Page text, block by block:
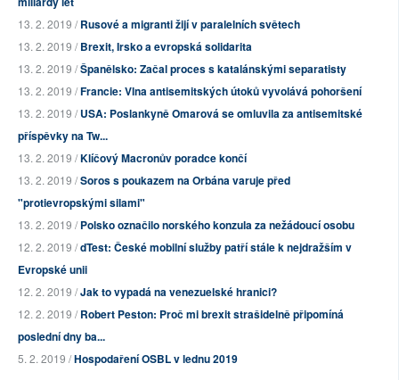
13. 2. 2019 /Rusové a migranti žijí v paralelních světech
13. 2. 2019 /Brexit, Irsko a evropská solidarita
13. 2. 2019 /Španělsko: Začal proces s katalánskými separatisty
13. 2. 2019 /Francie: Vlna antisemitských útoků vyvolává pohoršení
13. 2. 2019 /USA: Poslankyně Omarová se omluvila za antisemitské
příspěvky na Tw...
13. 2. 2019 /Klíčový Macronův poradce končí
13. 2. 2019 /Soros s poukazem na Orbána varuje před
"protievropskými silami"
13. 2. 2019 /Polsko označilo norského konzula za nežádoucí osobu
12. 2. 2019 /dTest: České mobilní služby patří stále k nejdražším v
Evropské unii
12. 2. 2019 /Jak to vypadá na venezuelské hranici?
12. 2. 2019 /Robert Peston: Proč mi brexit strašidelně připomíná
poslední dny ba...
5. 2. 2019 /Hospodaření OSBL v lednu 2019